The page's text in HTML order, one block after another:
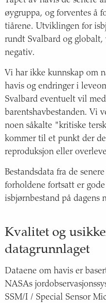
øygruppa, og forventes å
tiårene. Utviklingen for
rundt Svalbard og globalt,
negativ.
Vi har ikke kunnskap om
havis og endringer i
Svalbard eventuelt vil
barentshavbestanden. Vi
noen såkalte "kritiske
kommer til et punkt der
reproduksjon eller
Bestandsdata fra de
forholdene fortsatt er
isbjørnbestand på dagens
Kvalitet og
datagrunnlaget
Dataene om havis er
NASAs
SSM/I / Special Sensor